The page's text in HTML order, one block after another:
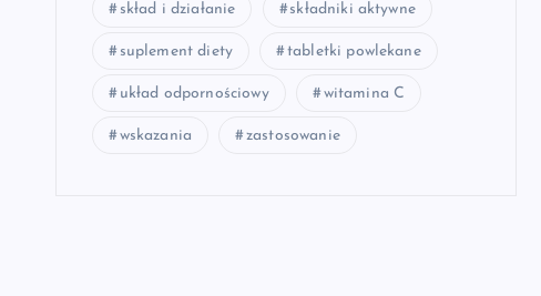
skład i działanie składniki aktywne
suplement diety tabletki powlekane
układ odpornościowy witamina C
wskazania zastosowanie